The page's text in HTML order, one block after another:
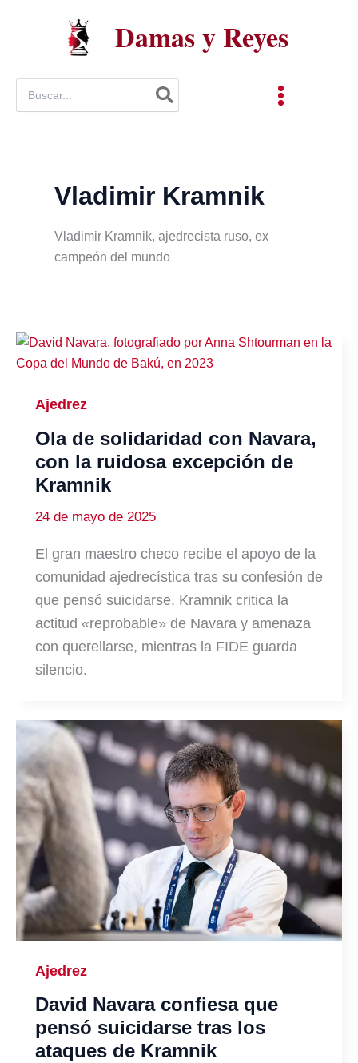
Damas y Reyes
por:
Vladimir Kramnik
Vladimir Kramnik, ajedrecista ruso, ex
campeón del mundo
Ajedrez
Ola de solidaridad con Navara,
con la ruidosa excepción de
Kramnik
24 de mayo de 2025
El gran maestro checo recibe el apoyo de la
comunidad ajedrecística tras su confesión de
que pensó suicidarse. Kramnik critica la
actitud «reprobable» de Navara y amenaza
con querellarse, mientras la FIDE guarda
silencio.
Ajedrez
David Navara confiesa que
pensó suicidarse tras los
ataques de Kramnik